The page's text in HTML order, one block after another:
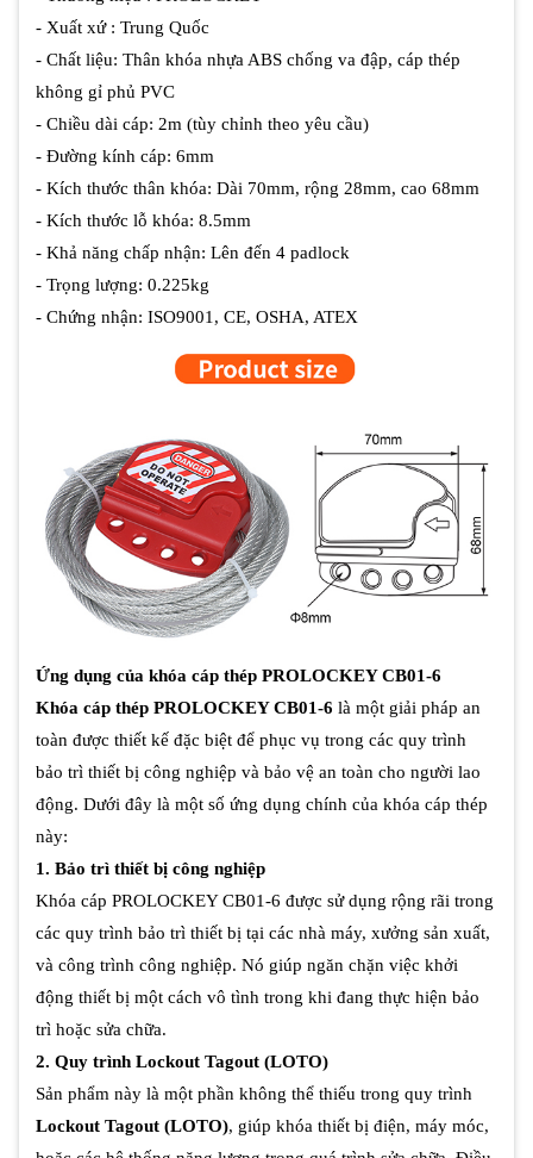
- Xuất xứ : Trung Quốc
- Chất liệu: Thân khóa nhựa ABS chống va đập, cáp thép
không gỉ phủ PVC
- Chiều dài cáp: 2m (tùy chỉnh theo yêu cầu)
- Đường kính cáp: 6mm
- Kích thước thân khóa: Dài 70mm, rộng 28mm, cao 68mm
- Kích thước lỗ khóa: 8.5mm
- Khả năng chấp nhận: Lên đến 4 padlock
- Trọng lượng: 0.225kg
- Chứng nhận: ISO9001, CE, OSHA, ATEX
Ứng dụng của khóa cáp thép PROLOCKEY CB01-6
Khóa cáp thép PROLOCKEY CB01-6 là một giải pháp an
toàn được thiết kế đặc biệt để phục vụ trong các quy trình
bảo trì thiết bị công nghiệp và bảo vệ an toàn cho người lao
động. Dưới đây là một số ứng dụng chính của khóa cáp thép
này:
1. Bảo trì thiết bị công nghiệp
Khóa cáp PROLOCKEY CB01-6 được sử dụng rộng rãi trong
các quy trình bảo trì thiết bị tại các nhà máy, xưởng sản xuất,
và công trình công nghiệp. Nó giúp ngăn chặn việc khởi
động thiết bị một cách vô tình trong khi đang thực hiện bảo
trì hoặc sửa chữa.
2. Quy trình Lockout Tagout (LOTO)
Sản phẩm này là một phần không thể thiếu trong quy trình
Lockout Tagout (LOTO), giúp khóa thiết bị điện, máy móc,